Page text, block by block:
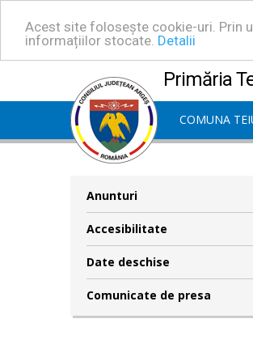
Acest site folosește cookie-uri. Prin
informațiilor stocate. Detalii
Primăria
COMUNA
Anunturi
Accesibilitate
Date deschise
Comunicate de presa